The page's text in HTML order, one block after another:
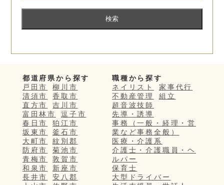
都道府県から探す
戸田市
柳川市
清須市
香取市
直方市
吉川市
富田林市
逗子市
春日市
狛江市
坂東市
釜石市
大町市
紋別郡
防府市
菊池市
青梅市
敦賀市
和泉市
新座市
長井市
安八郡
職種から探す
ネイリスト
家事代行
不動産管理
組立
超音波技師
先導・誘導
事務（一般・経理・営
業など事務全般）
医療・介護系
介護士・介護職員・ヘ
ルパー
保育士
大型ドライバー